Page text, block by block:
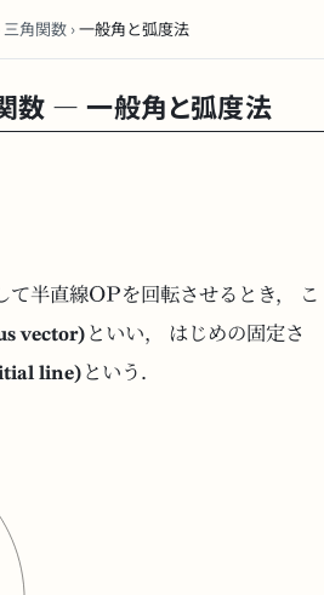
三角関数 ›一般角と弧度法
数 — 一般角と弧度法
て半直線
を回転させるとき， こ
vector) といい， はじめの固定さ
line) という．